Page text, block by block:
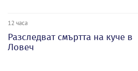
12 часа
Разследват смъртта на куче в
Ловеч